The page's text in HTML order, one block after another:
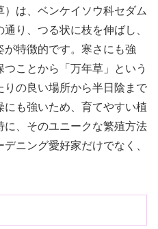
は、ベンケイソウ科セダム
り、つる状に枝を伸ばし、
特徴的です。寒さにも強
ことから「万年草」という
の良い場所から半日陰まで
も強いため、育てやすい植
、そのユニークな繁殖方法
ニング愛好家だけでなく、